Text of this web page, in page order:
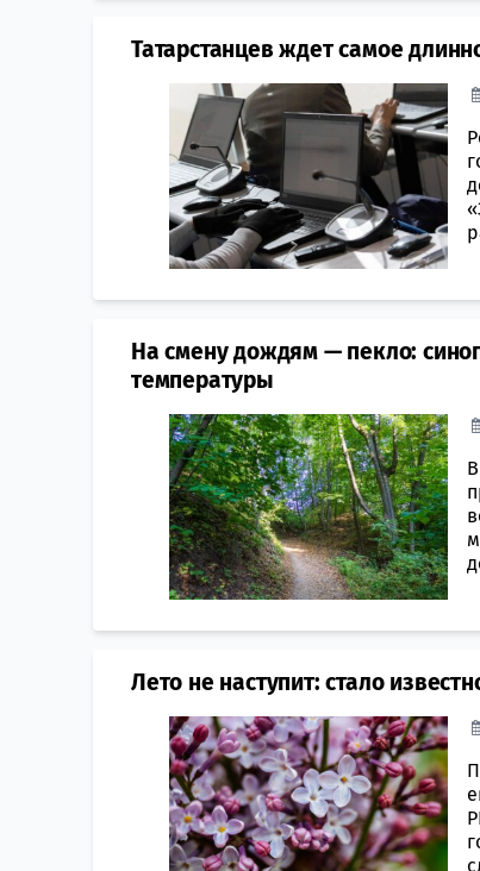
Татарстанцев ждет самое
На смену дождям — пекло:
температуры
Лето не наступит: стало